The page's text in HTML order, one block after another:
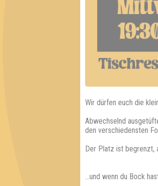
Wir dürfen euch die
Abwechselnd
den verschiedensten
Der Platz ist begrenzt,
...und wenn du Bock